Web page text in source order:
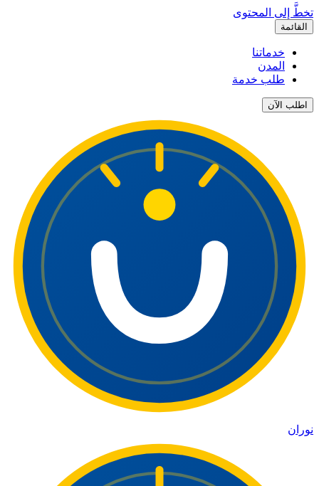
تخطَّ إلى المحتوى
القائمة
خدماتنا
المدن
طلب خدمة
اطلب الآن
نوران